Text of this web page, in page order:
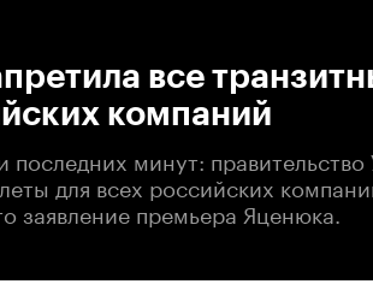
все
компаний
последних минут:
для всех российских
заявление премьера Яценюка.